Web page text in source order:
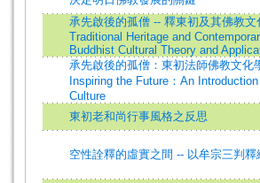
承先啟後的孤僧 -- 釋東初及其佛教
Traditional Heritage and
Buddhist Cultural Theory and
承先啟後的孤僧：東初法師佛教文
Inspiring the Future：An
Culture
東初老和尚行事風格之反思
空性詮釋的虛實之間 -- 以牟宗三判